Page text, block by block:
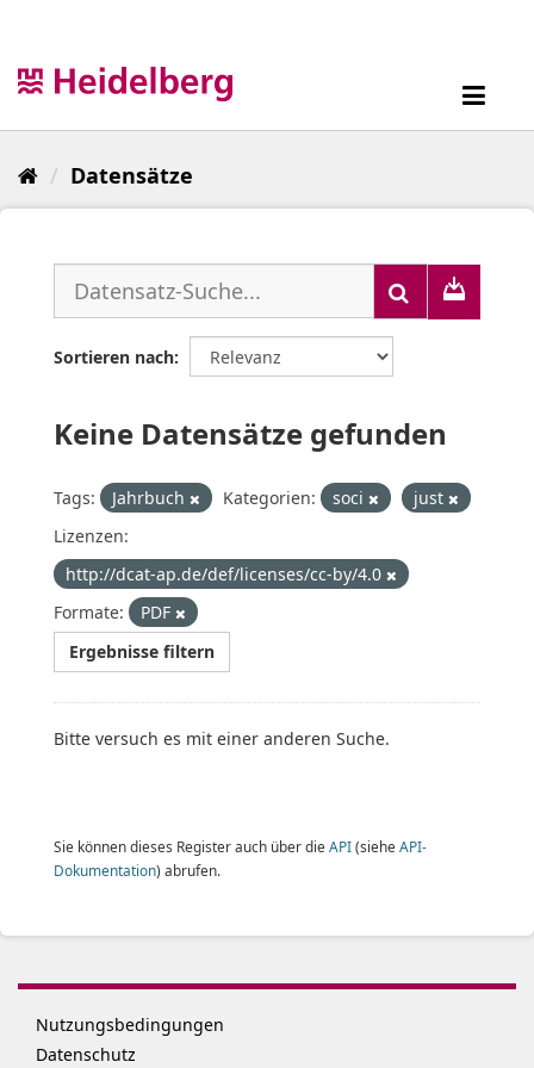
Datensätze
Sortieren nach
Keine Datensätze gefunden
Tags: Jahrbuch Kategorien: soci
just
Lizenzen:
http://dcat-ap.de/def/licenses/cc-by/4.0
Formate:
PDF
Ergebnisse filtern
Bitte versuch es mit einer anderen Suche.
Sie können dieses Register auch über die API(siehe API-
Dokumentation) abrufen.
Nutzungsbedingungen
Datenschutz